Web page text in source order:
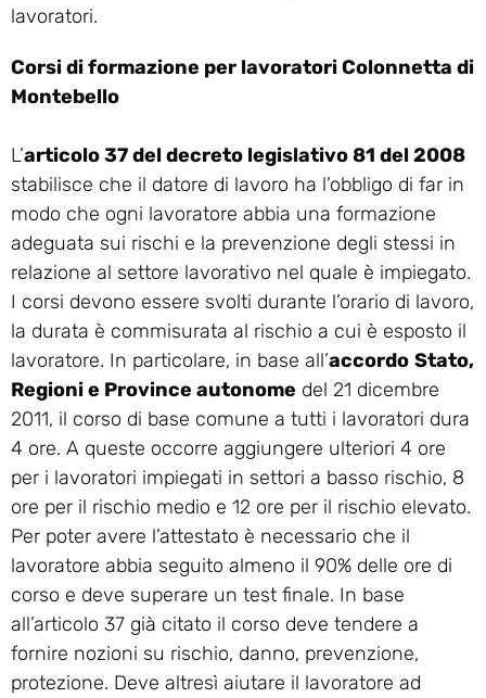
lavoratori.
Corsi di formazione per lavoratori Colonnetta di
Montebello
L’articolo 37 del decreto legislativo 81 del 2008
stabilisce che il datore di lavoro ha l’obbligo di far in
modo che ogni lavoratore abbia una formazione
adeguata sui rischi e la prevenzione degli stessi in
relazione al settore lavorativo nel quale è impiegato.
I corsi devono essere svolti durante l’orario di lavoro,
la durata è commisurata al rischio a cui è esposto il
lavoratore. In particolare, in base all’accordo Stato,
Regioni e Province autonome del 21 dicembre
2011, il corso di base comune a tutti i lavoratori dura
4 ore. A queste occorre aggiungere ulteriori 4 ore
per i lavoratori impiegati in settori a basso rischio, 8
ore per il rischio medio e 12 ore per il rischio elevato.
Per poter avere l’attestato è necessario che il
lavoratore abbia seguito almeno il 90% delle ore di
corso e deve superare un test finale. In base
all’articolo 37 già citato il corso deve tendere a
fornire nozioni su rischio, danno, prevenzione,
protezione. Deve altresì aiutare il lavoratore ad